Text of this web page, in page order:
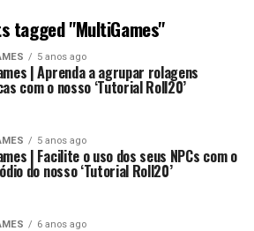
tagged "MultiGames"
5 anos ago
| Aprenda a agrupar rolagens
com o nosso ‘Tutorial Roll20’
5 anos ago
| Facilite o uso dos seus NPCs com o
do nosso ‘Tutorial Roll20’
6 anos ago